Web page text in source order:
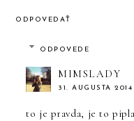
ODPOVEDAŤ
ODPOVEDE
MIMSLADY
31. AUGUSTA
to je pravda, je to